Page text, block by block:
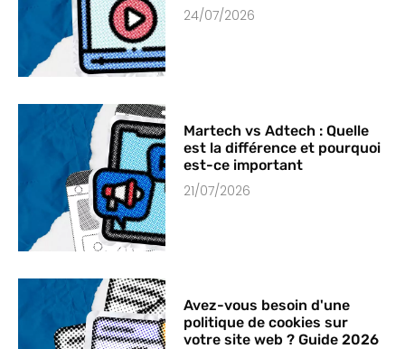
24/07/2026
Martech vs Adtech : Quelle
est la différence et pourquoi
est-ce important
21/07/2026
Avez-vous besoin d'une
politique de cookies sur
votre site web ? Guide 2026